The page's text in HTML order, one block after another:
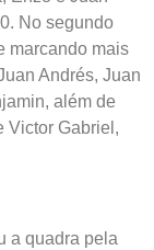
No segundo
marcando mais
Andrés, Juan
além de
Victor Gabriel,
a quadra pela